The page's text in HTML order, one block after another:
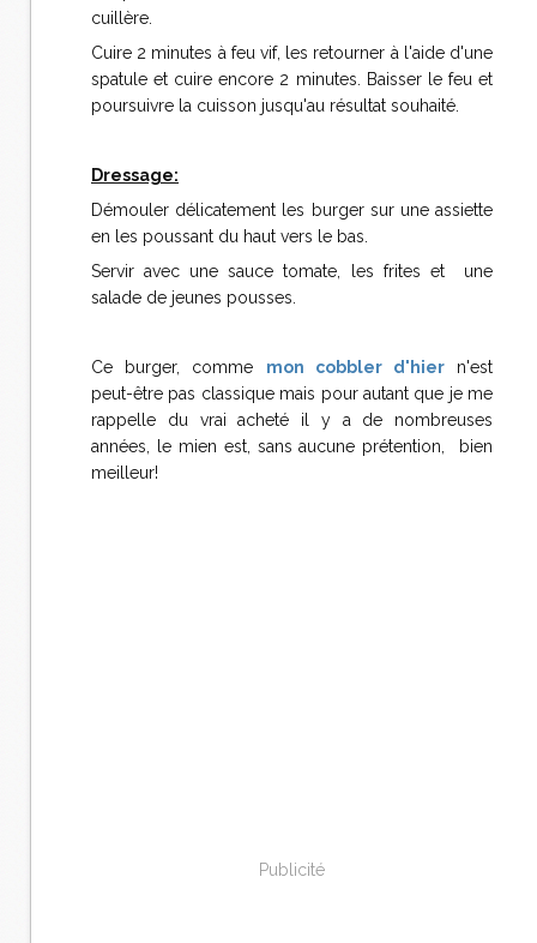
cuillère.
Cuire 2 minutes à feu vif, les retourner à l'aide d'une
spatule et cuire encore 2 minutes. Baisser le feu et
poursuivre la cuisson jusqu'au résultat souhaité.
Dressage:
Démouler délicatement les burger sur une assiette
en les poussant du haut vers le bas.
Servir avec une sauce tomate, les frites et une
salade de jeunes pousses.
Ce burger, comme mon cobbler d'hiern'est
peut-être pas classique mais pour autant que je me
rappelle du vrai acheté il y a de nombreuses
années, le mien est, sans aucune prétention, bien
meilleur!
Publicité